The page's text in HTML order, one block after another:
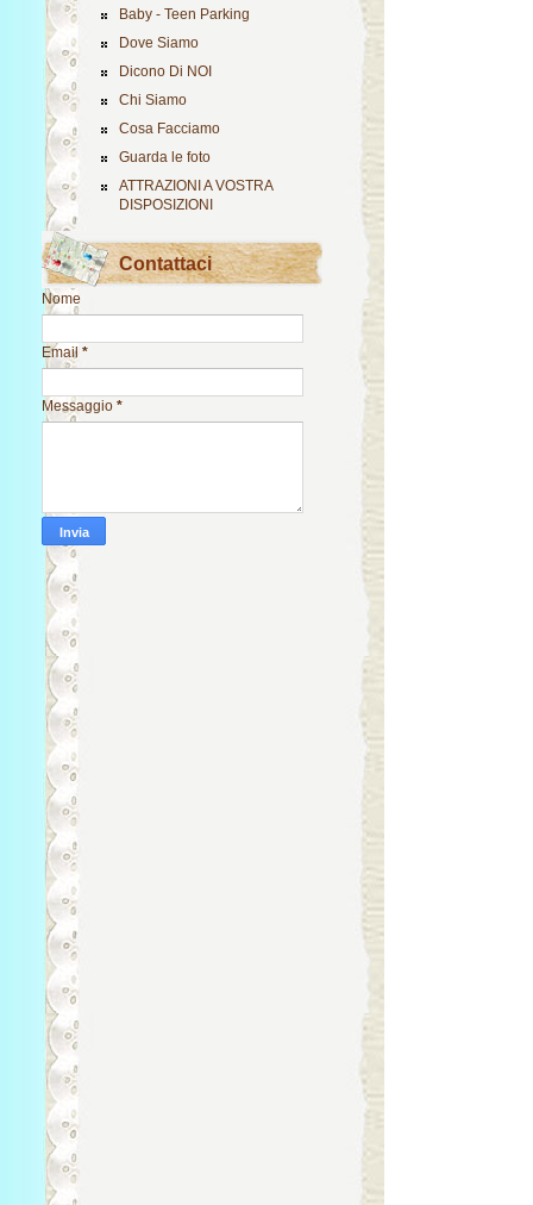
Baby - Teen Parking
Dove Siamo
Dicono Di NOI
Chi Siamo
Cosa Facciamo
Guarda le foto
ATTRAZIONI A VOSTRA
DISPOSIZIONI
Contattaci
Nome
Email *
Messaggio *